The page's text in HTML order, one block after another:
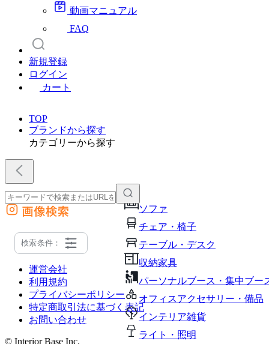
動画マニュアル
FAQ
新規登録
ログイン
カート
TOP
ブランドから探す
カテゴリーから探す
ソファ
チェア・椅子
テーブル・デスク
収納家具
パーソナルブース・集中ブー
オフィスアクセサリー・備品
インテリア雑貨
ライト・照明
外部サイトの商品をカートに追加
他のサイトで見つけた商品ページのURLを貼り付けて、カートに追加できます
画像検索
検索条件：
運営会社
利用規約
プライバシーポリシー
特定商取引法に基づく表記
お問い合わせ
© Interior Base Inc.